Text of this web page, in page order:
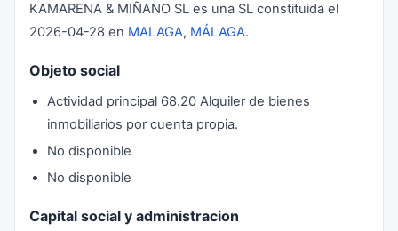
KAMARENA & MIÑANO SL es una SL constituida el
2026-04-28 en MALAGA, MÁLAGA.
Objeto social
Actividad principal 68.20 Alquiler de bienes
inmobiliarios por cuenta propia.
No disponible
No disponible
Capital social y administracion